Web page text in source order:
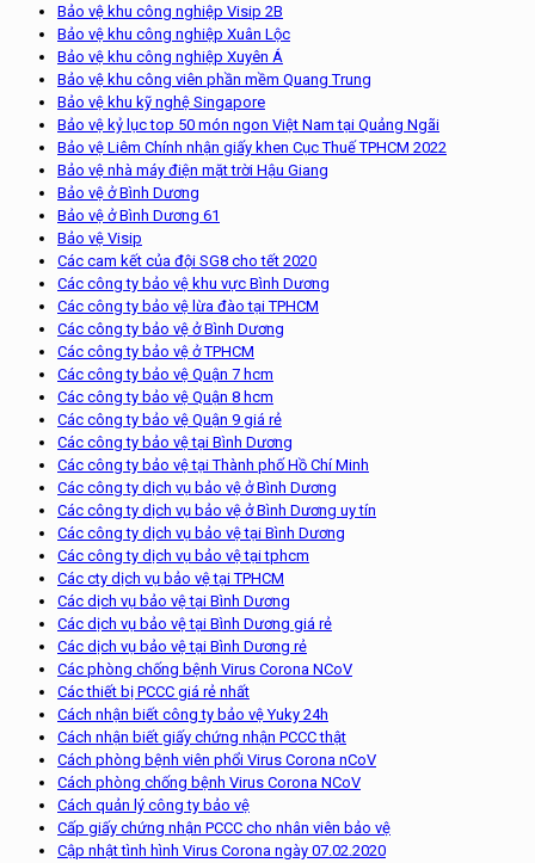
Bảo vệ khu công nghiệp Visip 2B
Bảo vệ khu công nghiệp Xuân Lộc
Bảo vệ khu công nghiệp Xuyên Á
Bảo vệ khu công viên phần mềm Quang Trung
Bảo vệ khu kỹ nghệ Singapore
Bảo vệ kỷ lục top 50 món ngon Việt Nam tại Quảng Ngãi
Bảo vệ Liêm Chính nhận giấy khen Cục Thuế TPHCM 2022
Bảo vệ nhà máy điện mặt trời Hậu Giang
Bảo vệ ở Bình Dương
Bảo vệ ở Bình Dương 61
Bảo vệ Visip
Các cam kết của đội SG8 cho tết 2020
Các công ty bảo vệ khu vực Bình Dương
Các công ty bảo vệ lừa đào tại TPHCM
Các công ty bảo vệ ở Bình Dương
Các công ty bảo vệ ở TPHCM
Các công ty bảo vệ Quận 7 hcm
Các công ty bảo vệ Quận 8 hcm
Các công ty bảo vệ Quận 9 giá rẻ
Các công ty bảo vệ tại Bình Dương
Các công ty bảo vệ tại Thành phố Hồ Chí Minh
Các công ty dịch vụ bảo vệ ở Bình Dương
Các công ty dịch vụ bảo vệ ở Bình Dương uy tín
Các công ty dịch vụ bảo vệ tại Bình Dương
Các công ty dịch vụ bảo vệ tại tphcm
Các cty dịch vụ bảo vệ tại TPHCM
Các dịch vụ bảo vệ tại Bình Dương
Các dịch vụ bảo vệ tại Bình Dương giá rẻ
Các dịch vụ bảo vệ tại Bình Dương rẻ
Các phòng chống bệnh Virus Corona NCoV
Các thiết bị PCCC giá rẻ nhất
Cách nhận biết công ty bảo vệ Yuky 24h
Cách nhận biết giấy chứng nhận PCCC thật
Cách phòng bệnh viên phổi Virus Corona nCoV
Cách phòng chống bệnh Virus Corona NCoV
Cách quản lý công ty bảo vệ
Cấp giấy chứng nhận PCCC cho nhân viên bảo vệ
Cập nhật tình hình Virus Corona ngày 07.02.2020